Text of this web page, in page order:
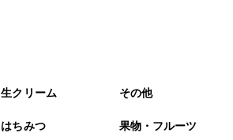
生クリーム その他
はちみつ 果物・フルーツ